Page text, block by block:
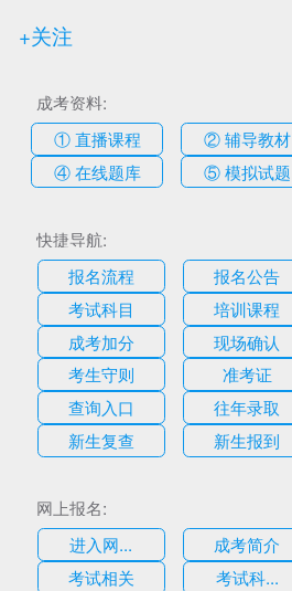
+关注
成考资料:
① 直播课程
② 辅导教材
④ 在线题库
⑤ 模拟试题
快捷导航:
报名流程
报名公告
考试科目
培训课程
成考加分
现场确认
考生守则
准考证
查询入口
往年录取
新生复查
新生报到
网上报名:
进入网...
成考简介
考试相关
考试科...